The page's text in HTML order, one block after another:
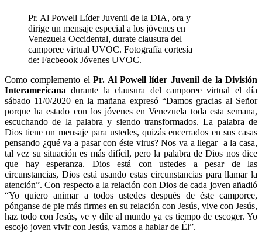
Pr. Al Powell Líder Juvenil de la DIA, ora y
dirige un mensaje especial a los jóvenes en
Venezuela Occidental, durate clausura del
camporee virtual UVOC. Fotografía cortesía
de: Facbeook Jóvenes UVOC.
Como complemento elPr. Al Powell líder Juvenil de la División
Interamericana durante la clausura del camporee virtual el día
sábado 11/0/2020 en la mañana expresó “Damos gracias al Señor
porque ha estado con los jóvenes en Venezuela toda esta semana,
escuchando de la palabra y siendo transformados. La palabra de
Dios tiene un mensaje para ustedes, quizás encerrados en sus casas
pensando ¿qué va a pasar con éste virus? Nos va a llegar a la casa,
tal vez su situación es más difícil, pero la palabra de Dios nos dice
que hay esperanza. Dios está con ustedes a pesar de las
circunstancias, Dios está usando estas circunstancias para llamar la
atención”. Con respecto a la relación con Dios de cada joven añadió
“Yo quiero animar a todos ustedes después de éste camporee,
pónganse de pie más firmes en su relación con Jesús, vive con Jesús,
haz todo con Jesús, ve y dile al mundo ya es tiempo de escoger. Yo
escojo joven vivir con Jesús, vamos a hablar de Él”.